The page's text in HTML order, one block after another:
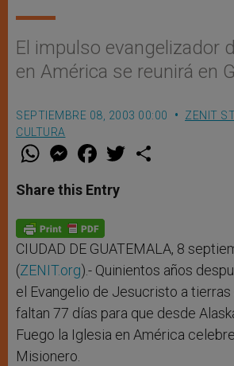
El impulso evangelizador
en América se reunirá en
SEPTIEMBRE 08, 2003 00:00 ZENIT
CULTURA
W
t
s
p
p
M
e
s
e
g
e
r
F
a
e
b
o
k
w
Share this Entry
CIUDAD DE GUATEMALA, 8
(ZENIT.org).- Quinientos años
el Evangelio de Jesucristo a
faltan 77 días para que desde
Fuego la Iglesia en América
Misionero.